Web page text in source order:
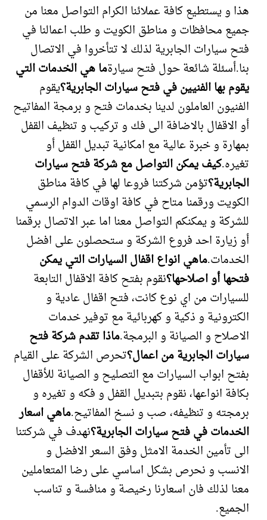
هذا و يستطيع كافة عملائنا الكرام التواصل معنا من
جميع محافظات و مناطق الكويت و طلب اعمالنا في
فتح سيارات الجابرية لذلك لا تتأخروا في الاتصال
بنا.أسئلة شائعة حول فتح سيارةما هي الخدمات التي
يقوم بها الفنيين في فتح سيارات الجابرية؟يقوم
الفنيون العاملون لدينا بخدمات فتح و برمجة المفاتيح
أو الاقفال بالاضافة الى فك و تركيب و تنظيف القفل
بمهارة و خبرة عالية مع امكانية تبديل القفل أو
تغيره.كيف يمكن التواصل مع شركة فتح سيارات
الجابرية؟تؤمن شركتنا فروعا لها في كافة مناطق
الكويت ورقمنا متاح في كافة اوقات الدوام الرسمي
للشركة و يمكنكم التواصل معنا اما عبر الاتصال برقمنا
أو زيارة احد فروع الشركة و ستحصلون على افضل
الخدمات.ماهي انواع اقفال السيارات التي يمكن
فتحها أو اصلاحها؟نقوم بفتح كافة الاقفال التابعة
للسيارات من اي نوع كانت، فتح اقفال عادية و
الكترونية و ذكية و كهربائية مع توفير خدمات
الاصلاح و الصيانة و البرمجة.ماذا تقدم شركة فتح
سيارات الجابرية من اعمال؟تحرص الشركة على القيام
بفتح ابواب السيارات مع التصليح و الصيانة للأقفال
بكافة انواعها، نقوم بتبديل القفل و فكه و تغيره و
برمجته و تنظيفه، صب و نسخ المفاتيح.ماهي اسعار
الخدمات في فتح سيارات الجابرية؟نهدف في شركتنا
الى تأمين الخدمة الامثل وفق السعر الافضل و
الانسب و نحرص بشكل اساسي على رضا المتعاملين
معنا لذلك فان اسعارنا رخيصة و منافسة و تناسب
الجميع.